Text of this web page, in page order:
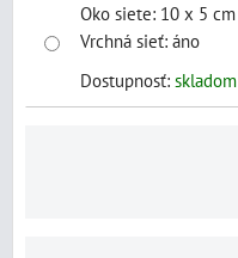
Oko siete: 10 x 5 cm
Vrchná sieť: áno
Dostupnosť: skladom